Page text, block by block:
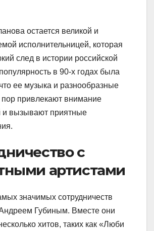
остается великой и
исполнительницей, которая
след в истории российской
в 90-х годах была
ее музыка и разнообразные
пор привлекают внимание
и вызывают приятные
с
артистами
значимых сотрудничеств
Андреем Губиным. Вместе они
хитов, таких как «Люби